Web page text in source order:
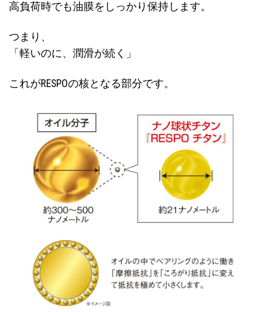
高負荷時でも油膜をしっかり保持します。
つまり、
「軽いのに、潤滑が続く」
これがRESPOの核となる部分です。